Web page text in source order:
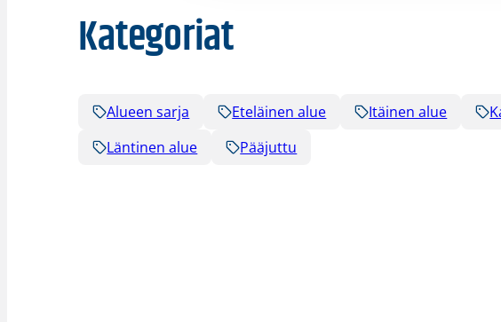
Kategoriat
Alueen sarja Eteläinen alue Itäinen alue
Läntinen alue
Pääjuttu